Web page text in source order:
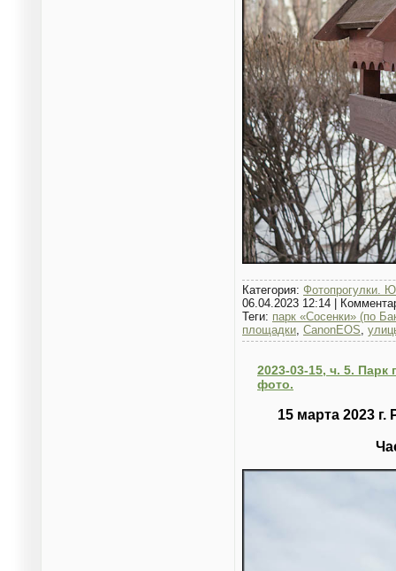
Категория: Фотопрогулки.
06.04.2023 12:14
Теги: парк «Сосенки» (по
площадки, CanonEOS,
2023-03-15, ч. 5. Парк
фото.
15 марта 2023